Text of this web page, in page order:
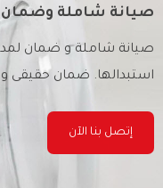
صيانة شاملة وضمان
صيانة شاملة و ضمان
استبدالها. ضمان حقيقى
إتصل بنا الآن